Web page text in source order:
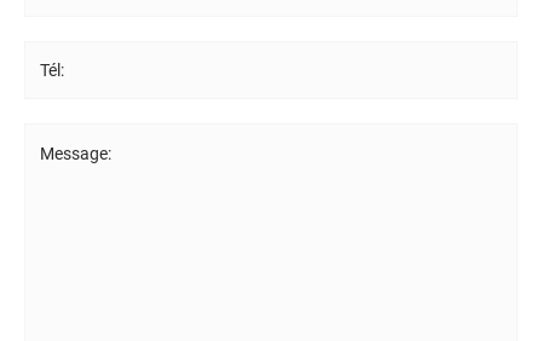
Tél:
Message: